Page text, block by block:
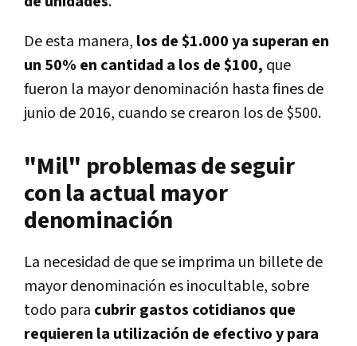
De esta manera, los de $1.000 ya superan en
un 50% en cantidad a los de $100, que
fueron la mayor denominación hasta fines de
junio de 2016, cuando se crearon los de $500.
"Mil" problemas de seguir
con la actual mayor
denominación
La necesidad de que se imprima un billete de
mayor denominación es inocultable, sobre
todo para cubrir gastos cotidianos que
requieren la utilización de efectivo y para